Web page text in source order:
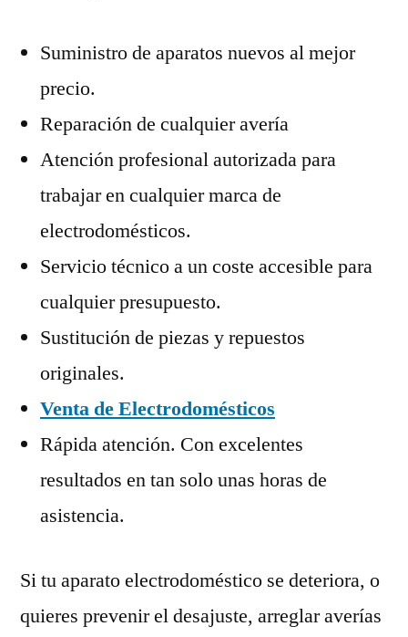
Suministro de aparatos nuevos al mejor
precio.
Reparación de cualquier avería
Atención profesional autorizada para
trabajar en cualquier marca de
electrodomésticos.
Servicio técnico a un coste accesible para
cualquier presupuesto.
Sustitución de piezas y repuestos
originales.
Venta de Electrodomésticos
Rápida atención. Con excelentes
resultados en tan solo unas horas de
asistencia.
Si tu aparato electrodoméstico se deteriora, o
quieres prevenir el desajuste, arreglar averías